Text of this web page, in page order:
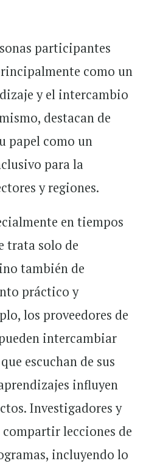
participantes
como un
y el intercambio
destacan de
papel como un
para la
y regiones.
en tiempos
trata solo de
también de
práctico y
los proveedores de
intercambiar
escuchan de sus
influyen
Investigadores y
lecciones de
incluyendo lo